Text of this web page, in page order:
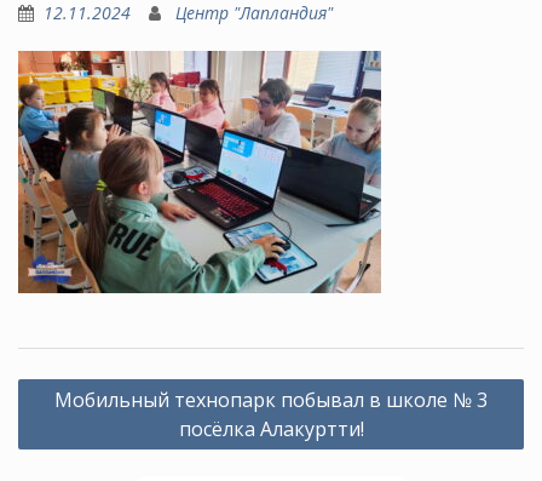
12.11.2024 Центр "Лапландия"
Навигация
записям
Мобильный технопарк побывал в школе № 3
посёлка Алакуртти!